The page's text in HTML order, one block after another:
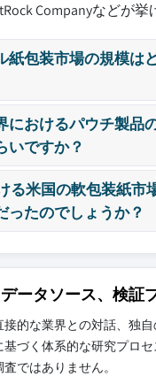
Companyなどが挙
紙包装市場の規模は
におけるパウチ製品
いですか？
る米国の軟包装紙市
ったのでしょうか？
ータソース、検証
的な業界との対話、独自
基づく体系的な研究プロ
ではありません。